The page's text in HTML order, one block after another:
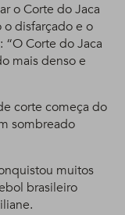
o Corte do Jaca
disfarçado e o
“O Corte do Jaca
mais denso e
corte começa do
sombreado
muitos
brasileiro